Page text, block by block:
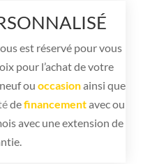
est réservé pour vous
pour l’achat de votre
neuf ou occasionainsi que
definancementavec ou
avec une extension de